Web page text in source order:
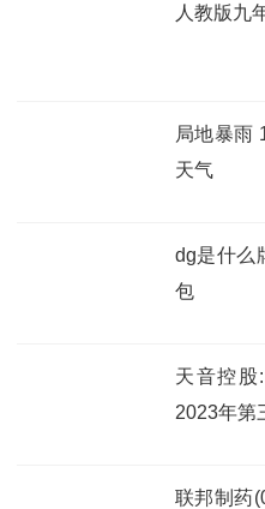
人教版九
局地暴雨
天气
dg是什么
包
天音控股
2023年第
联邦制药